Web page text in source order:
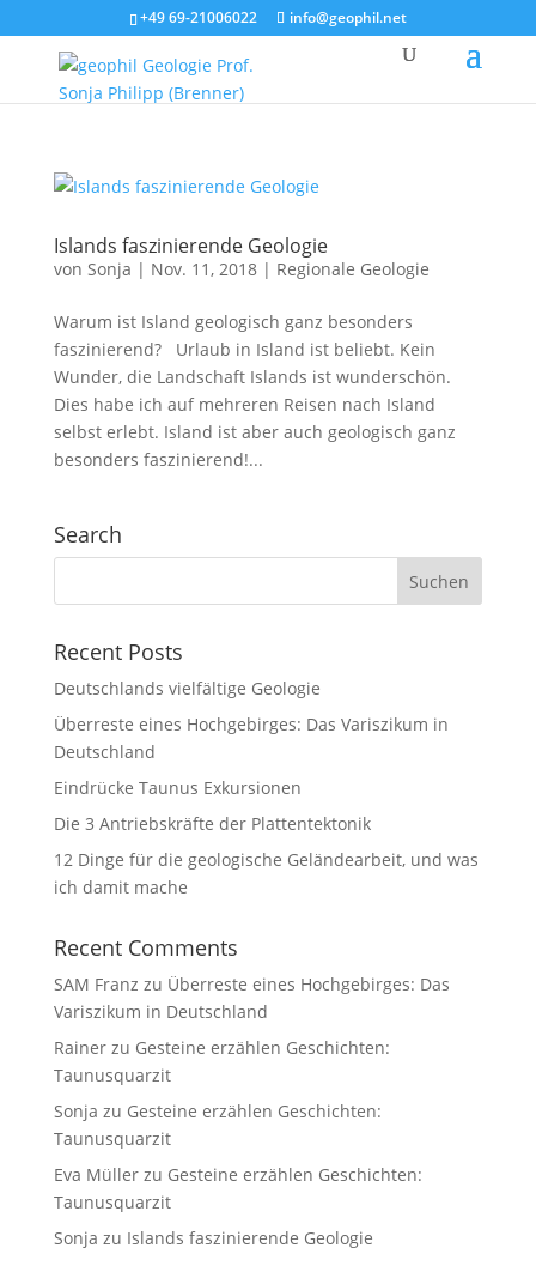
+49 69-21006022 info@geophil.net
Islands faszinierende Geologie
von Sonja | Nov. 11, 2018| Regionale Geologie
Warum ist Island geologisch ganz besonders
faszinierend? Urlaub in Island ist beliebt. Kein
Wunder, die Landschaft Islands ist wunderschön.
Dies habe ich auf mehreren Reisen nach Island
selbst erlebt. Island ist aber auch geologisch ganz
besonders faszinierend!...
Search
Recent Posts
Deutschlands vielfältige Geologie
Überreste eines Hochgebirges: Das Variszikum in
Deutschland
Eindrücke Taunus Exkursionen
Die 3 Antriebskräfte der Plattentektonik
12 Dinge für die geologische Geländearbeit, und was
ich damit mache
Recent Comments
SAM Franz zu Überreste eines Hochgebirges: Das
Variszikum in Deutschland
Rainerzu Gesteine erzählen Geschichten:
Taunusquarzit
Sonja zu Gesteine erzählen Geschichten:
Taunusquarzit
Eva Müllerzu Gesteine erzählen Geschichten:
Taunusquarzit
Sonja zu Islands faszinierende Geologie